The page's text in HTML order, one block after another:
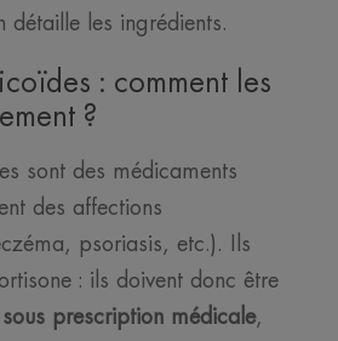
détaille les ingrédients.
: comment les
?
sont des médicaments
des affections
psoriasis, etc.). Ils
: ils doivent donc être
sous prescription médicale,